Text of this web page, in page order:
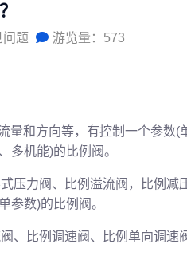
问题 游览量：573
量和方向等，有控制一个参数(
多机能)的比例阀。
压力阀、比例溢流阀，比例减
参数)的比例阀。
比例调速阀、比例单向调速